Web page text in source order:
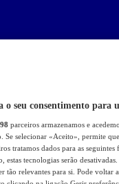
o seu consentimento para
parceiros armazenamos e
Se selecionar «Aceito», permite
tratamos dados para as
estas tecnologias serão
tão relevantes para si. Pode voltar